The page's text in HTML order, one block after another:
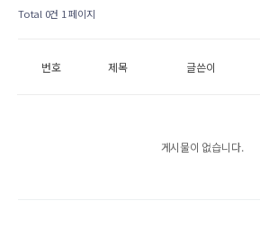
Total 0건 1 페이지
번호 제목 글쓴이
게시물이 없습니다.